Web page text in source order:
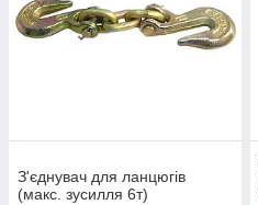
З'єднувач для ланцюгів
(макс. зусилля 6т)